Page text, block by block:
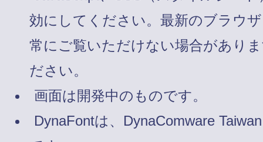
効にしてください。最新のブラウ
常にご覧いただけない場合があり
ださい。
画面は開発中のものです。
DynaFontは、DynaComware